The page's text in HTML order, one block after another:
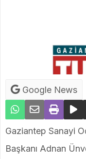
Google News
Gaziantep Sanayi
Başkanı Adnan